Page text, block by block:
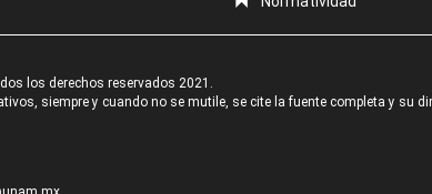
los derechos reservados 2021.
siempre y cuando no se mutile, se cite la fuente completa y su